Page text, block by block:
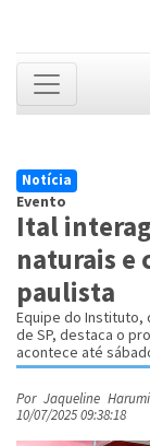
Notícia
Evento
Ital
naturais e
paulista
Equipe do Instituto,
de SP, destaca o
acontece até
Por Jaqueline
10/07/2025 09:38:18